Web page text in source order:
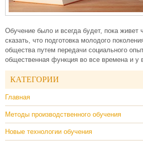
Обучение было и всегда будет, пока живет
сказать, что подготовка молодого
общества путем передачи социального
общественная функция во все времена и у
КАТЕГОРИИ
Главная
Методы производственного обучения
Новые технологии обучения